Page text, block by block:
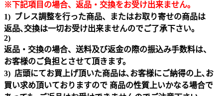
※下記項目の場合、返品・交換をお受け出来ません｡
1) ブレス調整を行った商品、またはお取り寄せの商品は
返品､交換は一切お受け出来ませんのでご了承下さい。
2)
返品・交換の場合、送料及び返金の際の振込み手数料は、
お客様のご負担とさせて頂きます。
3) 店頭にてお買上げ頂いた商品は､お客様にご納得の上､お
買い求め頂いておりますので 商品の性質上いかなる場合で